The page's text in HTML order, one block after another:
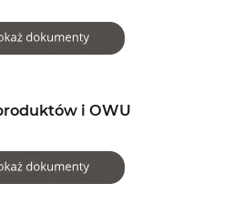
i OWU